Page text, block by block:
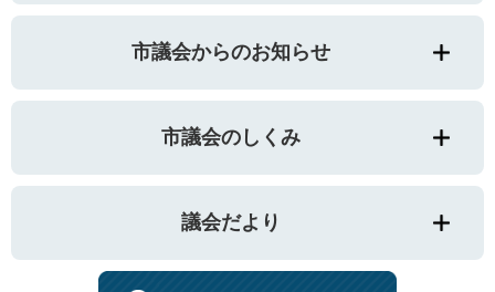
市議会からのお知らせ
市議会のしくみ
議会だより